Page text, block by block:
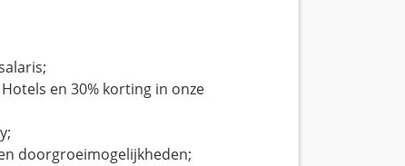
en 30% korting in onze
doorgroeimogelijkheden;